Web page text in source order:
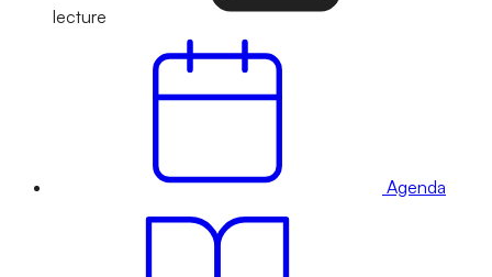
lecture
Agenda